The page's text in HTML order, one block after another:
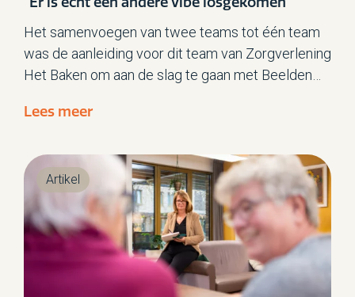
Het samenvoegen van twee teams tot één team
was de aanleiding voor dit team van Zorgverlening
Het Baken om aan de slag te gaan met Beelden
“Het ging niet alleen om hoe we als teamleden
bewoners reageren op een grotere groep.”
Lees meer
Artikel